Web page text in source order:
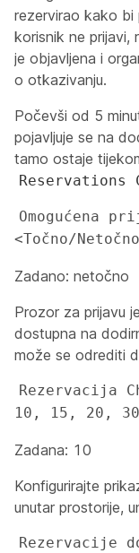
rezervirao kako
korisnik ne prijavi,
je objavljena i
o otkazivanju.
Počevši od 5
pojavljuje se na
tamo ostaje
Reservations
Omogućena
<Točno/
Zadano: netočno
Prozor za prijavu
dostupna na
može se odrediti
Rezervacija
10, 15, 20,
Zadana: 10
Konfigurirajte
unutar prostorije,
Rezervacije